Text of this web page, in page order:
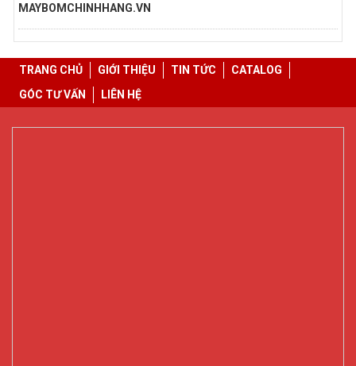
MAYBOMCHINHHANG.VN
TRANG CHỦ GIỚI THIỆU TIN TỨC
CATALOG
GÓC TƯ VẤN
LIÊN HỆ